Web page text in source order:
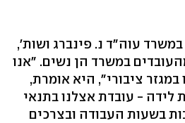
עוה"ד נ. פינברג ושות',
במשרד הן נשים. "אנו
ציבורי", היא אומרת,
- עובדת אצלנו בתנאי
בשעות העבודה ובצרכים